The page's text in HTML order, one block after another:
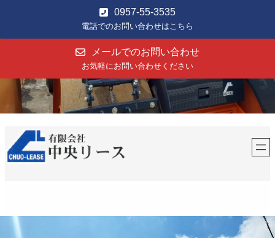
0957-55-3535
電話でのお問い合わせはこちら
メールでのお問い合わせ
お気軽にお問い合わせください